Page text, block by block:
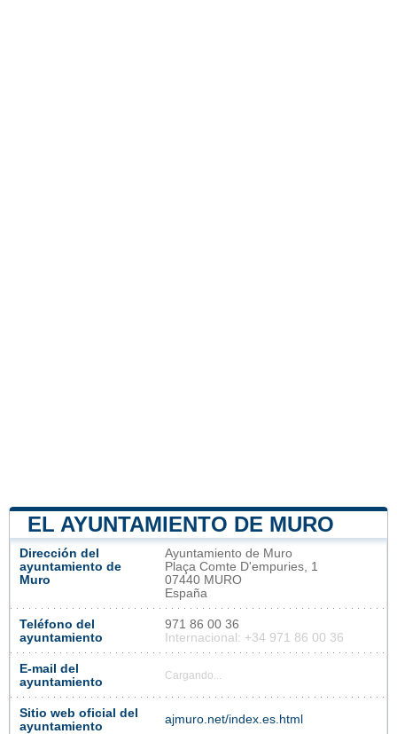
EL AYUNTAMIENTO DE MURO
Dirección del
ayuntamiento de
Muro
Ayuntamiento de Muro
Plaça Comte D'empuries, 1
07440 MURO
España
Teléfono del
ayuntamiento
971 86 00 36
Internacional: +34 971 86 00 36
E-mail del
ayuntamiento
Cargando...
Sitio web oficial del
ayuntamiento
ajmuro.net/index.es.html